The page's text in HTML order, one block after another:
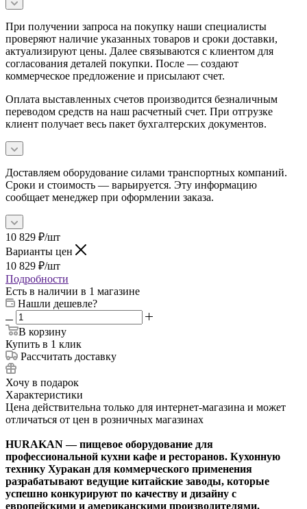
При получении запроса на покупку наши специалисты
проверяют наличие указанных товаров и сроки доставки,
актуализируют цены. Далее связываются с клиентом для
согласования деталей покупки. После — создают
коммерческое предложение и присылают счет.
Оплата выставленных счетов производится безналичным
переводом средств на наш расчетный счет. При отгрузке
клиент получает весь пакет бухгалтерских документов.
Доставляем оборудование силами транспортных компаний.
Сроки и стоимость — варьируется. Эту информацию
сообщает менеджер при оформлении заказа.
10 829 ₽/шт
Варианты цен
10 829 ₽/шт
Подробности
Есть в наличии в 1 магазине
Нашли дешевле?
В корзину
Купить в 1 клик
Рассчитать доставку
Хочу в подарок
Характеристики
Цена действительна только для интернет-магазина и может
отличаться от цен в розничных магазинах
HURAKAN — пищевое оборудование для
профессиональной кухни кафе и ресторанов. Кухонную
технику Хуракан для коммерческого применения
разрабатывают ведущие китайские заводы, которые
успешно конкурируют по качеству и дизайну с
европейскими и американскими производителями.